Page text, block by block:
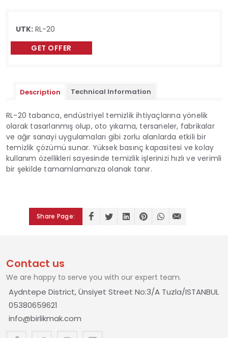
UTK: RL-20
GET OFFER
Description Technical Information
RL-20 tabanca, endüstriyel temizlik ihtiyaçlarına yönelik
olarak tasarlanmış olup, oto yıkama, tersaneler, fabrikalar
ve ağır sanayi uygulamaları gibi zorlu alanlarda etkili bir
temizlik çözümü sunar. Yüksek basınç kapasitesi ve kolay
kullanım özellikleri sayesinde temizlik işlerinizi hızlı ve verimli
bir şekilde tamamlamanıza olanak tanır.
Share Page:
Contact us
We are happy to serve you with our expert team.
Aydntepe District, Ünsiyet Street No:3/A Tuzla/ISTANBUL
05380659621
info@birlikmak.com